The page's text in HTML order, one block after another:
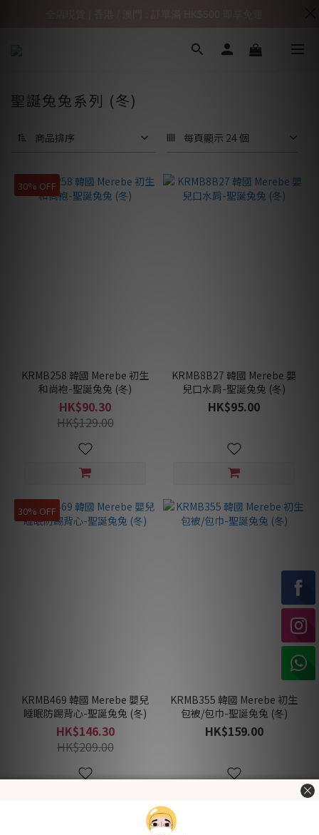
聖誕兔兔系列 (冬)
商品排序 每頁顯示 24 個
30% OFF
KRMB258 韓國 Merebe 初生
和尚袍-聖誕兔兔 (冬)
HK$90.30
HK$129.00
KRMB8B27 韓國 Merebe 嬰
兒口水肩-聖誕兔兔 (冬)
HK$95.00
30% OFF
KRMB469 韓國 Merebe 嬰兒
睡眠防踢背心-聖誕兔兔 (冬)
HK$146.30
HK$209.00
KRMB355 韓國 Merebe 初生
包被/包巾-聖誕兔兔 (冬)
HK$159.00